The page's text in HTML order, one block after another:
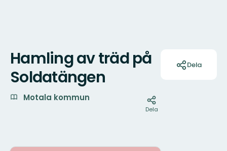
Hamling av träd på
Soldatängen
Motala kommun
Dela
Dela